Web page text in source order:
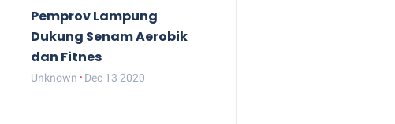
Pemprov Lampung
Dukung Senam Aerobik
dan Fitnes
Unknown Dec 13 2020